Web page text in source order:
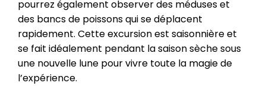
pourrez également observer des méduses et
des bancs de poissons qui se déplacent
rapidement. Cette excursion est saisonnière et
se fait idéalement pendant la saison sèche sous
une nouvelle lune pour vivre toute la magie de
l’expérience.